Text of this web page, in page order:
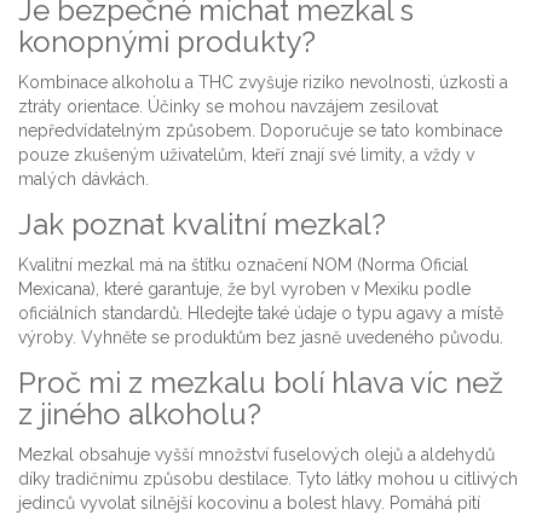
Je bezpečné míchat mezkal s
konopnými produkty?
Kombinace alkoholu a THC zvyšuje riziko nevolnosti, úzkosti a
ztráty orientace. Účinky se mohou navzájem zesilovat
nepředvídatelným způsobem. Doporučuje se tato kombinace
pouze zkušeným uživatelům, kteří znají své limity, a vždy v
malých dávkách.
Jak poznat kvalitní mezkal?
Kvalitní mezkal má na štítku označení NOM (Norma Oficial
Mexicana), které garantuje, že byl vyroben v Mexiku podle
oficiálních standardů. Hledejte také údaje o typu agavy a místě
výroby. Vyhněte se produktům bez jasně uvedeného původu.
Proč mi z mezkalu bolí hlava víc než
z jiného alkoholu?
Mezkal obsahuje vyšší množství fuselových olejů a aldehydů
díky tradičnímu způsobu destilace. Tyto látky mohou u citlivých
jedinců vyvolat silnější kocovinu a bolest hlavy. Pomáhá pití